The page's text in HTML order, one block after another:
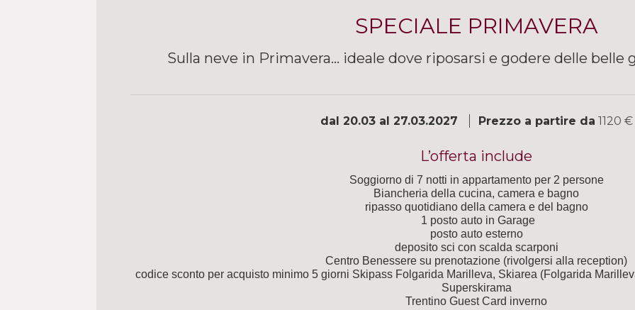
SPECIALE PRIMAVERA
Sulla neve in Primavera... ideale dove riposarsi e godere delle
dal 20.03 al 27.03.2027 Prezzo a partire da 1120 €
L’offerta include
Soggiorno di 7 notti in appartamento per 2 persone
Biancheria della cucina, camera e bagno
ripasso quotidiano della camera e del bagno
1 posto auto in Garage
posto auto esterno
deposito sci con scalda scarponi
Centro Benessere su prenotazione (rivolgersi alla reception)
codice sconto per acquisto minimo 5 giorni Skipass Folgarida Marilleva, Skiarea (Folgarida
Superskirama
Trentino Guest Card inverno